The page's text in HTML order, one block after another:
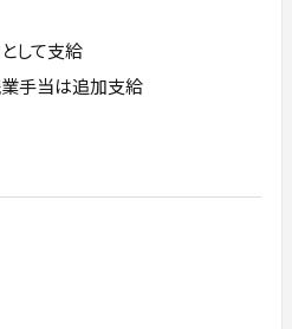
して支給
手当は追加支給